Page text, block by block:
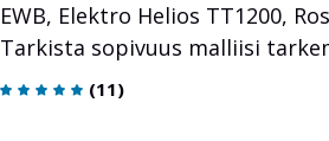
EWB, Elektro Helios TT1200,
Tarkista sopivuus malliisi
(11)